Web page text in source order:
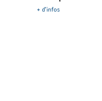
+ d'infos